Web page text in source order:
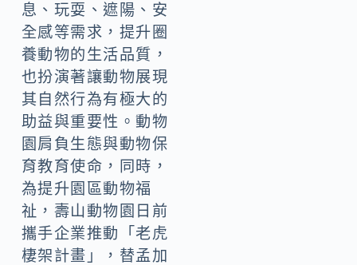
息、玩耍、遮陽、安
全感等需求，提升圈
養動物的生活品質，
也扮演著讓動物展現
其自然行為有極大的
助益與重要性。動物
園肩負生態與動物保
育教育使命，同時，
為提升園區動物福
祉，壽山動物園日前
攜手企業推動「老虎
棲架計畫」，替孟加